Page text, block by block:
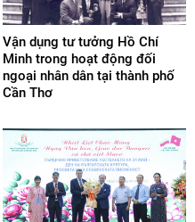
Vận dụng tư tưởng Hồ Chí
Minh trong hoạt động đối
ngoại nhân dân tại thành phố
Cần Thơ